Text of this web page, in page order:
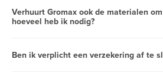
Verhuurt Gromax ook de materialen
hoeveel heb ik nodig?
Ben ik verplicht een verzekering af te